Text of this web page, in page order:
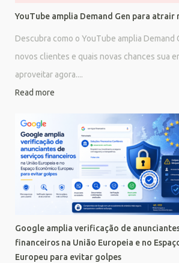
YouTube amplia Demand Gen para atrair
Descubra como o YouTube amplia Demand
novos clientes e quais novas chances sua
aproveitar agora....
Read more
Google amplia verificação de
financeiros na União Europeia e no
Europeu para evitar golpes